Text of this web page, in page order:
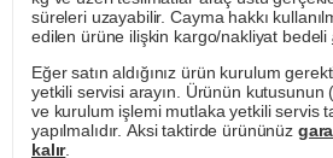
süreleri uzayabilir. Cayma hakkı
edilen ürüne ilişkin kargo/nakliyat bedeli
Eğer satın aldığınız ürün kurulum
yetkili servisi arayın. Ürünün kutusunun
ve kurulum işlemi mutlaka yetkili servis
yapılmalıdır. Aksi taktirde ürününüz
kalır.